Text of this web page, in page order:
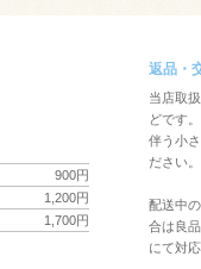
900円
1,200円
1,700円
返品・
当店取
どです
伴う小
ださい。
配送中
合は良
にて対